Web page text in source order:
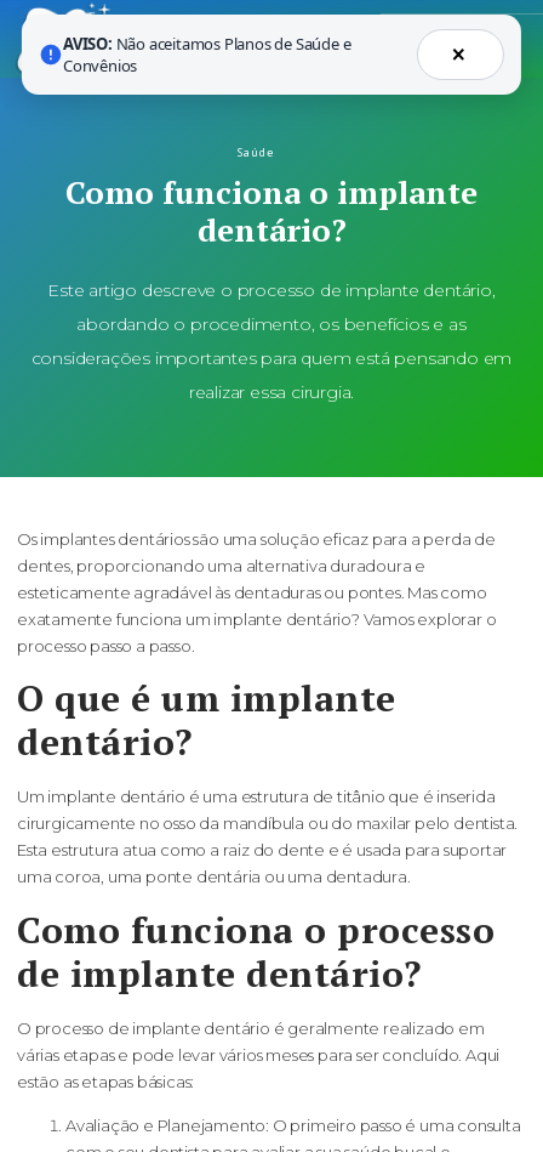
Saúde
Como funciona o implante
dentário?
Este artigo descreve o processo de implante dentário,
abordando o procedimento, os benefícios e as
considerações importantes para quem está pensando em
realizar essa cirurgia.
Os implantes dentários são uma solução eficaz para a perda de
dentes, proporcionando uma alternativa duradoura e
esteticamente agradável às dentaduras ou pontes. Mas como
exatamente funciona um implante dentário? Vamos explorar o
processo passo a passo.
O que é um implante
dentário?
Um implante dentário é uma estrutura de titânio que é inserida
cirurgicamente no osso da mandíbula ou do maxilar pelo dentista.
Esta estrutura atua como a raiz do dente e é usada para suportar
uma coroa, uma ponte dentária ou uma dentadura.
Como funciona o processo
de implante dentário?
O processo de implante dentário é geralmente realizado em
várias etapas e pode levar vários meses para ser concluído. Aqui
estão as etapas básicas:
Avaliação e Planejamento: O primeiro passo é uma consulta
AVISO: Não aceitamos Planos de Saúde e
Convênios
×